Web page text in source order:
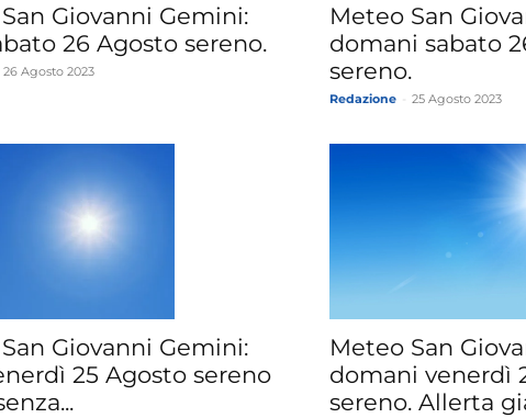
Giovanni Gemini:
26 Agosto sereno.
26 Agosto 2023
Meteo San
domani sabato
sereno.
Redazione 25 Agosto 2023
Giovanni Gemini:
25 Agosto sereno
Meteo San
domani venerdì
sereno. Allerta